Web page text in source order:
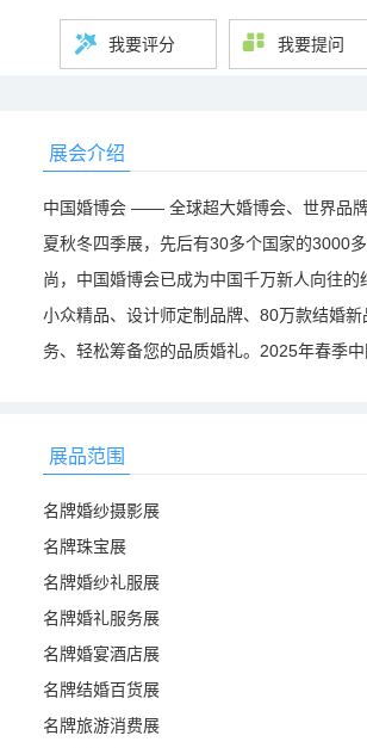
我要评分 我要提问
展会介绍
中国婚博会 —— 全球超大婚博会、世界品
夏秋冬四季展，先后有30多个国家的3000
尚，中国婚博会已成为中国千万新人向往
小众精品、设计师定制品牌、80万款结婚
务、轻松筹备您的品质婚礼。2025年春季
展品范围
名牌婚纱摄影展
名牌珠宝展
名牌婚纱礼服展
名牌婚礼服务展
名牌婚宴酒店展
名牌结婚百货展
名牌旅游消费展